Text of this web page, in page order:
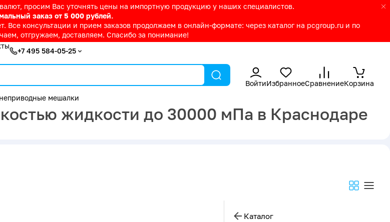
просим Вас уточнять цены на импортную продукцию у наших специалистов.
заказ от 5 000 рублей.
консультации и прием заказов продолжаем в онлайн-формате: через каталог на pcgroup.ru и по
отгружаем, доставляем. Спасибо за понимание!
+7 495 584-05-25
ВойтиИзбранноеСравнениеКорзина
мешалки
жидкости до 30000 мПа в Краснодаре
Каталог